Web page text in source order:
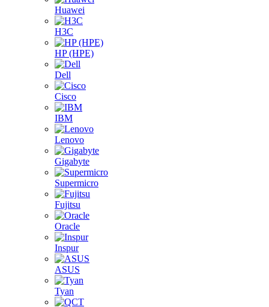
Huawei
H3C
HP (HPE)
Dell
Cisco
IBM
Lenovo
Gigabyte
Supermicro
Fujitsu
Oracle
Inspur
ASUS
Tyan